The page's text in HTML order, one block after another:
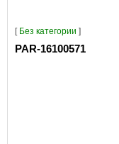
[ Без категории ]
PAR-16100571